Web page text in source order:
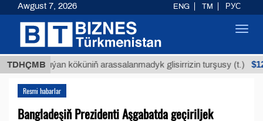
TDHÇMB
Buýan köküniň arassalanmadyk glisirrizin turşusy (t.) $12935,18
Resmi habarlar
Bangladeşiň Prezidenti Aşgabatda geçiriljek
Awgust 7, 2026 ENG TM РУС